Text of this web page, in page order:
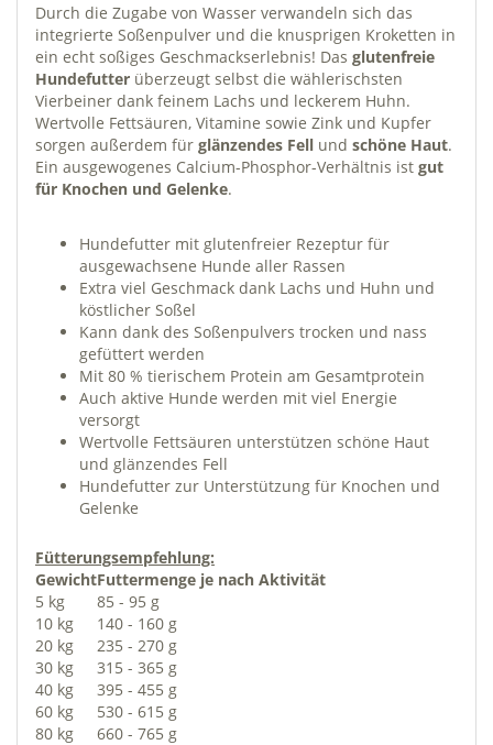
Durch die Zugabe von Wasser verwandeln sich das
integrierte Soßenpulver und die knusprigen Kroketten in
ein echt soßiges Geschmackserlebnis! Das glutenfreie
Hundefutter überzeugt selbst die wählerischsten
Vierbeiner dank feinem Lachs und leckerem Huhn.
Wertvolle Fettsäuren, Vitamine sowie Zink und Kupfer
sorgen außerdem für glänzendes Fell und schöne Haut.
Ein ausgewogenes Calcium-Phosphor-Verhältnis ist gut
für Knochen und Gelenke.
Hundefutter mit glutenfreier Rezeptur für
ausgewachsene Hunde aller Rassen
Extra viel Geschmack dank Lachs und Huhn und
köstlicher Soßel
Kann dank des Soßenpulvers trocken und nass
gefüttert werden
Mit 80 % tierischem Protein am Gesamtprotein
Auch aktive Hunde werden mit viel Energie
versorgt
Wertvolle Fettsäuren unterstützen schöne Haut
und glänzendes Fell
Hundefutter zur Unterstützung für Knochen und
Gelenke
Fütterungsempfehlung:
GewichtFuttermenge je nach Aktivität
5 kg
85 - 95 g
10 kg
140 - 160 g
20 kg
235 - 270 g
30 kg
315 - 365 g
40 kg
395 - 455 g
60 kg
530 - 615 g
80 kg
660 - 765 g